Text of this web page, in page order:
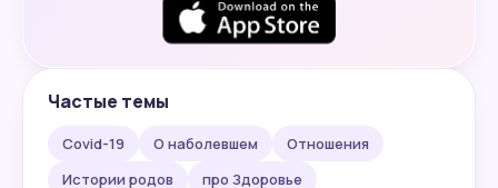
Частые темы
Covid-19 О наболевшем
Отношения
Истории родов
про Здоровье